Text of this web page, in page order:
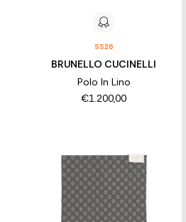
SS26
BRUNELLO CUCINELLI
Polo In Lino
€1.200,00